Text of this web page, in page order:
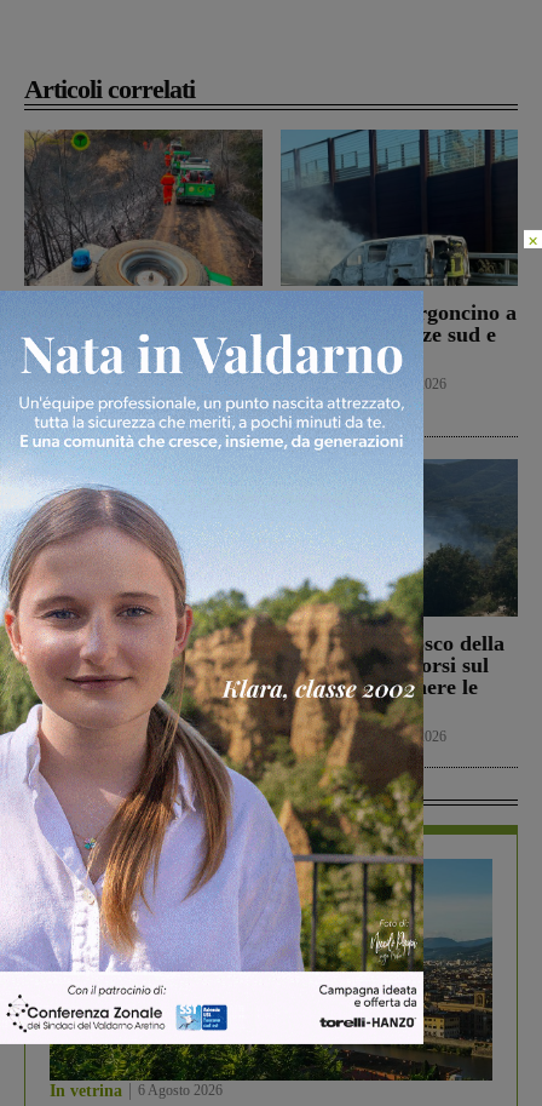
Articoli correlati
oliveta e bosco a San
Pancrazio. Tre ettari
l’area bruciata
Cronaca 7 Agosto 2026
Autostrada, furgoncino a
fuoco tra Firenze sud e
Incisa Reggello
Cronaca 7 Agosto 2026
Il Terranuova Traiana
allo “Zecchini” di
Grosseto per una gara
amichevole
Calcio 7 Agosto 2026
Incendio nel bosco della
Trappola. Soccorsi sul
posto per spegnere le
fiamme
Cronaca 7 Agosto 2026
In Vetrina
In vetrina 6 Agosto 2026
×